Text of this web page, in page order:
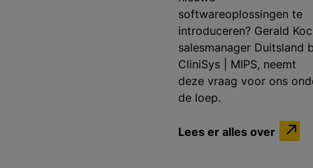
softwareoplossingen te
introduceren? Gerald
salesmanager Duitsland
CliniSys | MIPS, neemt
deze vraag voor ons
de loep.
Lees er alles over